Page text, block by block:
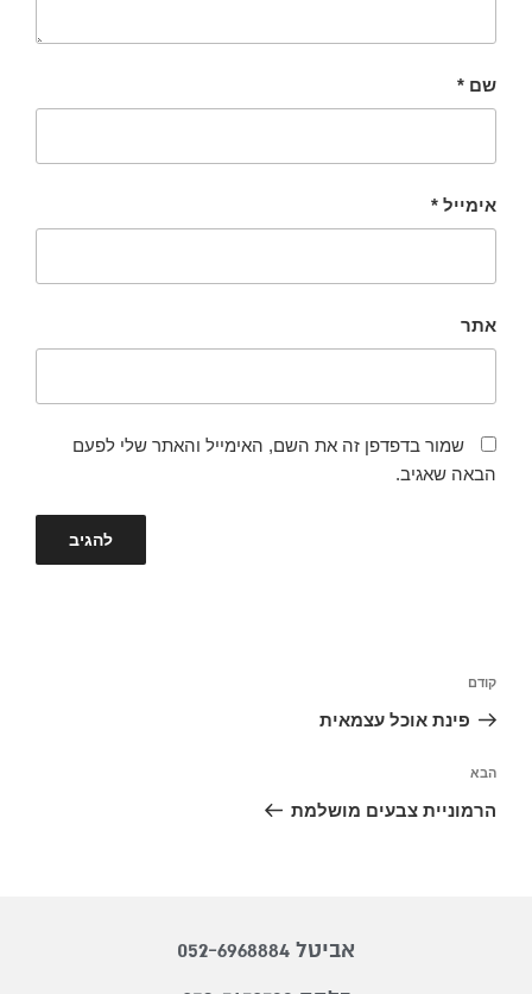
שם *
אימייל *
אתר
שמור בדפדפן זה את השם, האימייל והאתר שלי לפעם
הבאה שאגיב.
קודם
פינת אוכל עצמאית
הבא
הרמוניית צבעים מושלמת
אביטל 052-6968884